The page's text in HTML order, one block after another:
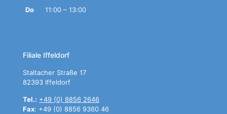
Do
11:00 – 13:00
Filiale Iffeldorf
Staltacher Straße 17
82393 Iffeldorf
Tel.: +49 (0) 8856 2646
Fax: +49 (0) 8856 9360 46